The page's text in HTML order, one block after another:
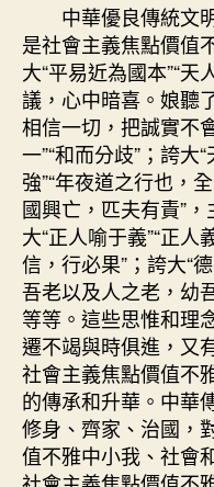
中華優良傳統文
是社會主義焦點價值
大“平易近為國本”“
議，心中暗喜。娘聽
相信一切，把誠實不
一”“和而分歧”；誇大
強”“年夜道之行也，
國興亡，匹夫有責”
大“正人喻于義”“正人
信，行必果”；誇大“
吾老以及人之老，幼
等等。這些思惟和理
遷不竭與時俱進，又
社會主義焦點價值不
的傳承和升華。中華
修身、齊家、治國，
值不雅中小我、社會